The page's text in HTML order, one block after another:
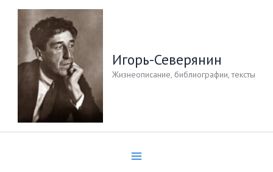
Перейти
содержимому
Игорь-Северянин
Жизнеописание, библиографии, тексты